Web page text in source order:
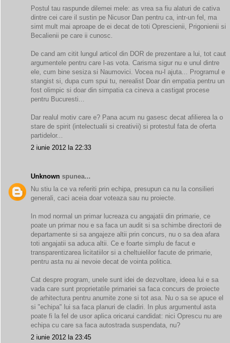
Postul tau raspunde dilemei mele: as vrea sa fiu alaturi de cativa
dintre cei care il sustin pe Nicusor Dan pentru ca, intr-un fel, ma
simt mult mai aproape de ei decat de toti Oprescienii, Prigonienii si
Becalienii pe care ii cunosc.
De cand am citit lungul articol din DOR de prezentare a lui, tot caut
argumentele pentru care l-as vota. Carisma sigur nu e unul dintre
ele, cum bine sesiza si Naumovici. Vocea nu-l ajuta... Programul e
stangist si, dupa cum spui tu, nerealist Doar din empatia pentru un
fost olimpic si doar din simpatia ca cineva a castigat procese
pentru Bucuresti...
Dar realul motiv care e? Pana acum nu gasesc decat afilierea la o
stare de spirit (intelectualii si creativii) si protestul fata de oferta
partidelor...
2 iunie 2012 la 22:33
Unknown spunea...
Nu stiu la ce va referiti prin echipa, presupun ca nu la consilieri
generali, caci aceia doar voteaza sau nu proiecte.
In mod normal un primar lucreaza cu angajatii din primarie, ce
poate un primar nou e sa faca un audit si sa schimbe directorii de
departamente si sa angajeze altii prin concurs, nu o sa dea afara
toti angajatii sa aduca altii. Ce e foarte simplu de facut e
transparentizarea licitatiilor si a cheltuielilor facute de primarie,
pentru asta nu ai nevoie decat de vointa politica.
Cat despre program, unele sunt idei de dezvoltare, ideea lui e sa
vada care sunt proprietatile primariei sa faca concurs de proiecte
de arhitectura pentru anumite zone si tot asa. Nu o sa se apuce el
si "echipa" lui sa faca planuri de cladiri. In plus argumentul asta
poate fi la fel de usor aplica oricarui candidat: nici Oprescu nu are
echipa cu care sa faca autostrada suspendata, nu?
2 iunie 2012 la 23:45